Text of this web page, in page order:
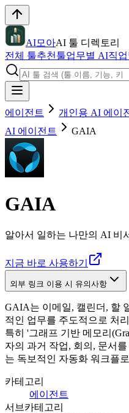
AI모아AI 툴 디렉토리
전체 툴추천툴업무별 AI직
에이전트 개인용 AI 에이
AI 에이전트
GAIA
GAIA
알아서 일하는 나만의 AI 비
지금 바로 사용하기
외부 링크 이용 시 유의사항
GAIA는 이메일, 캘린더, 할
적인 업무를 주도적으로 처
특히 '그래프 기반 메모리
자의 과거 작업, 회의, 문서
는 독보적인 자동화 워크플
카테고리
에이전트
서브카테고리